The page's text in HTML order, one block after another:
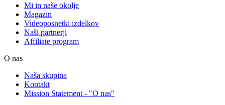
Mi in naše okolje
Magazin
Videoposnetki izdelkov
Naši partnerji
Affiliate program
O nas
Naša skupina
Kontakt
Mission Statement - "O nas"